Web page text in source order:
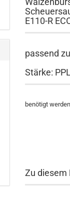
E110-R
passend
Stärke:
benötigt
Zu diesem